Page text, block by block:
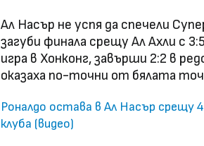
Ал Насър не успя да спечели
загуби финала срещу Ал Ахли с
игра в Хонконг, завърши 2:2 в
оказаха по-точни от бялата
Роналдо остава в Ал Насър срещу
клуба (видео)